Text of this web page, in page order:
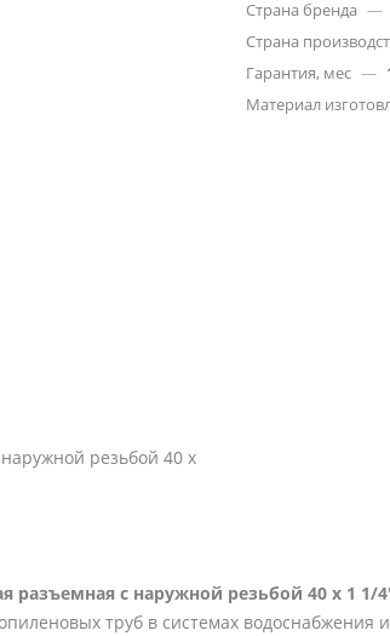
резьбой 40 х
Страна бренда —
Страна
Гарантия, мес —
Материал
разъемная с наружной резьбой 40 х 1 1/
труб в системах